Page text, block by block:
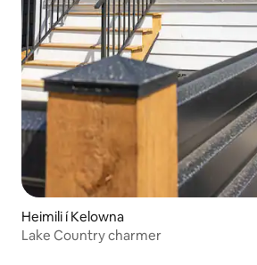
Heimili í Kelowna
Lake Country charmer